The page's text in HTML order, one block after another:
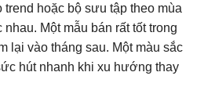
hoặc bộ sưu tập theo mùa
Một mẫu bán rất tốt trong
lại vào tháng sau. Một màu sắc
hút nhanh khi xu hướng thay